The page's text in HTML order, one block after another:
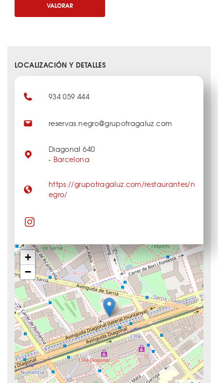
VALORAR
LOCALIZACIÓN Y DETALLES
+
−
934 059 444
reservas.negro@grupotragaluz.com
Diagonal 640
- Barcelona
https://grupotragaluz.com/restaurantes/n
egro/